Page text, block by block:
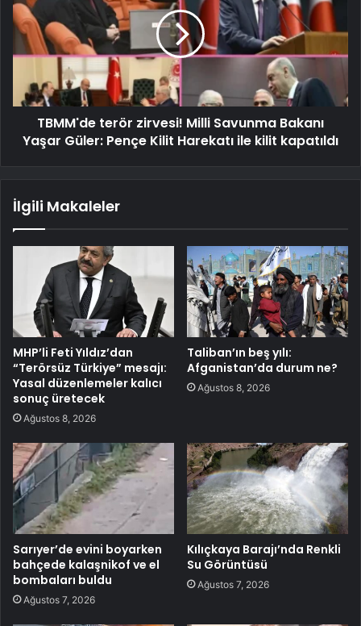
TBMM'de terör zirvesi! Milli Savunma Bakanı
Yaşar Güler: Pençe Kilit Harekatı ile kilit kapatıldı
İlgili Makaleler
MHP’li Feti Yıldız’dan
“Terörsüz Türkiye” mesajı:
Yasal düzenlemeler kalıcı
sonuç üretecek
Ağustos 8, 2026
Taliban’ın beş yılı:
Afganistan’da durum ne?
Ağustos 8, 2026
Sarıyer’de evini boyarken
bahçede kalaşnikof ve el
bombaları buldu
Ağustos 7, 2026
Kılıçkaya Barajı’nda Renkli
Su Görüntüsü
Ağustos 7, 2026